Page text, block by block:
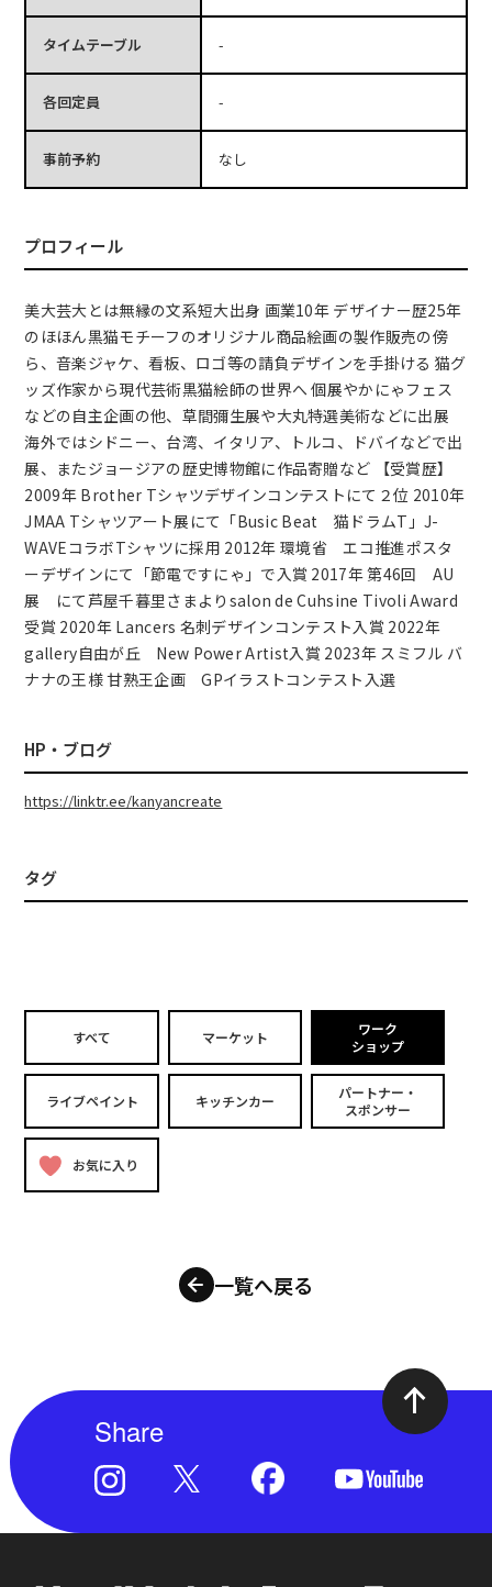
タイムテーブル -
各回定員 -
事前予約 なし
プロフィール
美大芸大とは無縁の文系短大出身 画業10年 デザイナー歴25年
のほほん黒猫モチーフのオリジナル商品絵画の製作販売の傍
ら、音楽ジャケ、看板、ロゴ等の請負デザインを手掛ける 猫グ
ッズ作家から現代芸術黒猫絵師の世界へ 個展やかにゃフェス
などの自主企画の他、草間彌生展や大丸特選美術などに出展
海外ではシドニー、台湾、イタリア、トルコ、ドバイなどで出
展、またジョージアの歴史博物館に作品寄贈など 【受賞歴】
2009年 Brother Tシャツデザインコンテストにて２位 2010年
JMAA Tシャツアート展にて「Busic Beat 猫ドラムT」J-
WAVEコラボTシャツに採用 2012年 環境省 エコ推進ポスタ
ーデザインにて「節電ですにゃ」で入賞 2017年 第46回 AU
展 にて芦屋千暮里さまよりsalon de Cuhsine Tivoli Award
受賞 2020年 Lancers 名刺デザインコンテスト入賞 2022年
gallery自由が丘 New Power Artist入賞 2023年 スミフル バ
ナナの王様 甘熟王企画 GPイラストコンテスト入選
HP・ブログ
https://linktr.ee/kanyancreate
タグ
すべて マーケット
ワーク
ショップ
ライブペイント キッチンカー
パートナー・
スポンサー
お気に入り
一覧へ戻る
Share